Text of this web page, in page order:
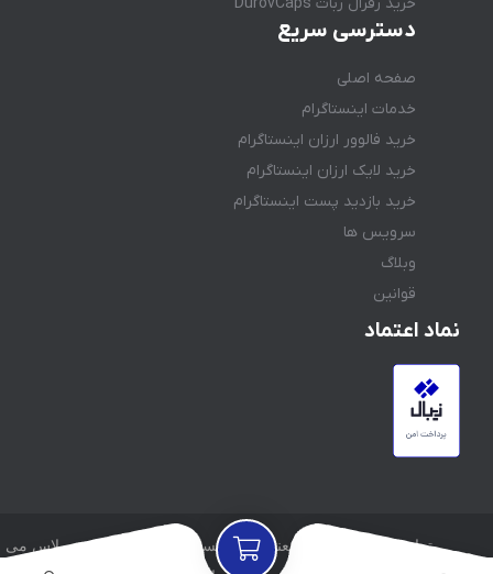
دسترسی سریع
صفحه اصلی
خدمات اینستاگرام
خرید فالوور ارزان اینستاگرام
خرید لایک ارزان اینستاگرام
خرید بازدید پست اینستاگرام
سرویس ها
وبلاگ
قوانین
نماد اعتماد
تمامی حقوق مادی و معنوی این وبسایت متعلق به آیدیجی پلاس می